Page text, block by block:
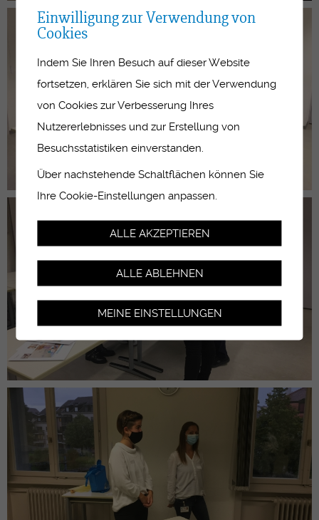
Einwilligung zur Verwendung von
Cookies
Indem Sie Ihren Besuch auf dieser Website
fortsetzen, erklären Sie sich mit der Verwendung
von Cookies zur Verbesserung Ihres
Nutzererlebnisses und zur Erstellung von
Besuchsstatistiken einverstanden.
Über nachstehende Schaltflächen können Sie
Ihre Cookie-Einstellungen anpassen.
ALLE AKZEPTIEREN
ALLE ABLEHNEN
MEINE EINSTELLUNGEN